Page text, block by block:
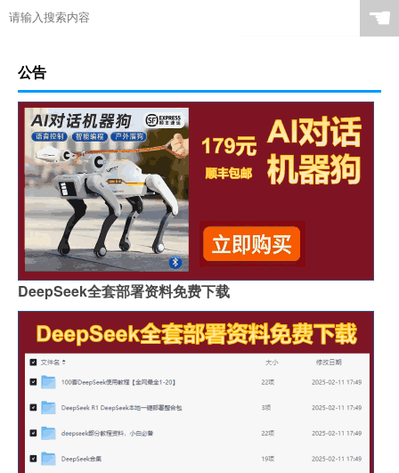
☚
公告
DeepSeek全套部署资料免费下载